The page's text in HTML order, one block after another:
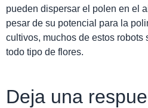
pueden dispersar el polen en el
pesar de su potencial para la
cultivos, muchos de estos
todo tipo de flores.
Deja una